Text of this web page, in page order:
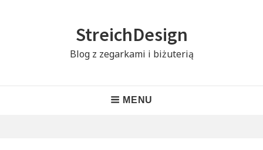
StreichDesign
Blog z zegarkami i biżuterią
MENU